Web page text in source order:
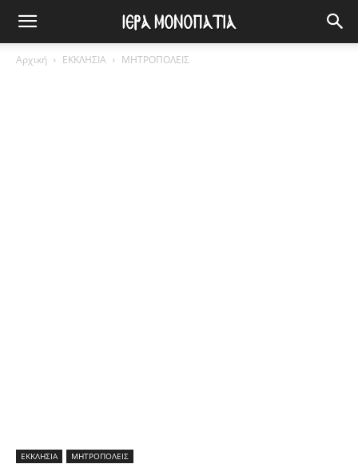
Αρχική ΕΚΚΛΗΣΙΑ ΜΗΤΡΟΠΟΛΕΙΣ
ΕΚΚΛΗΣΙΑ ΜΗΤΡΟΠΟΛΕΙΣ